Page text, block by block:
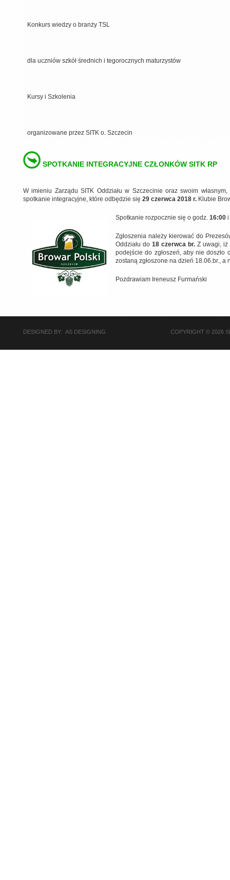
Konkurs wiedzy o branży TSL
dla uczniów szkół średnich i tegorocznych maturzystów
Kursy i Szkolenia
organizowane przez SITK o. Szczecin
SPOTKANIE INTEGRACYJNE CZŁONKÓW SITK RP
W imieniu Zarządu SITK Oddziału w Szczecinie oraz swoim
spotkanie integracyjne, które odbędzie się 29 czerwca 2018 r. Klubie
Spotkanie rozpocznie się o godz. 16:00 i
Zgłoszenia należy kierować do
Oddziału do 18 czerwca br.Z uwagi, iż
podejście do zgłoszeń, aby nie
zostaną zgłoszone na dzień 18.06.br., a
Pozdrawiam Ireneusz Furmański
DESIGNED BY: AS DESIGNING COPYRIGHT © 2026